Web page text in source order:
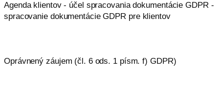
Agenda klientov - účel spracovania dokumentácie GDPR -
spracovanie dokumentácie GDPR pre klientov
Oprávnený záujem (čl. 6 ods. 1 písm. f) GDPR)